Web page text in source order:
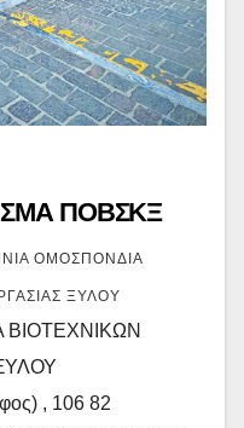
ΠΟΒΣΚΞ
ΟΜΟΣΠΟΝΔΊΑ
ΞΎΛΟΥ
, 106 82